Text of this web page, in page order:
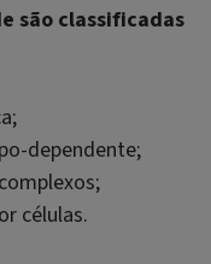
são classificadas
dependente;
células.